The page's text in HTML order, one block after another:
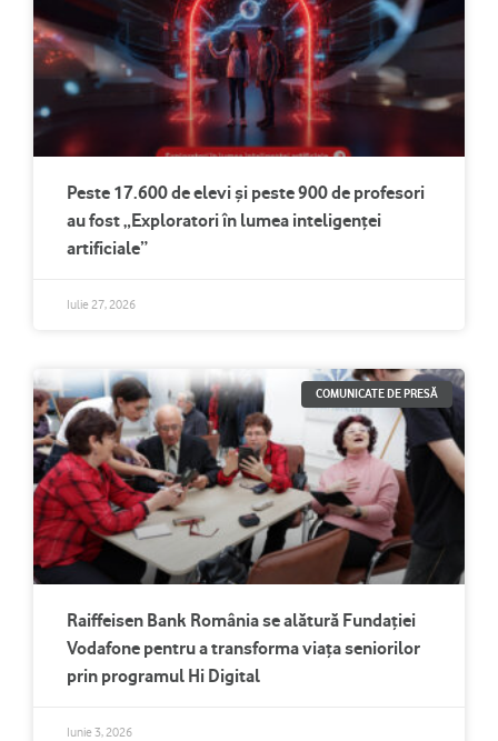
Peste 17.600 de elevi și peste 900 de profesori
au fost „Exploratori în lumea inteligenței
artificiale”
Iulie 27, 2026
COMUNICATE DE PRESĂ
Raiffeisen Bank România se alătură Fundației
Vodafone pentru a transforma viața seniorilor
prin programul Hi Digital
Iunie 3, 2026